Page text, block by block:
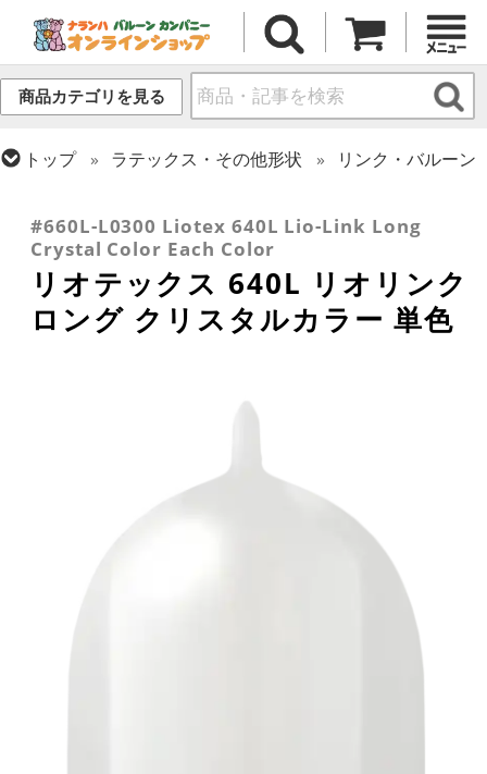
商品カテゴリを見る
トップ ラテックス・その他形状
リンク・バルーン
#660L-L0300 Liotex 640L Lio-Link Long
Crystal Color Each Color
リオテックス 640L リオリンク
ロング クリスタルカラー 単色